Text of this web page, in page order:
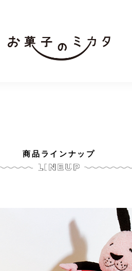
商品ラインナップ